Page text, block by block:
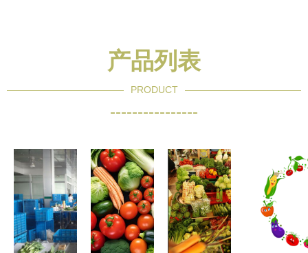
产品列表
PRODUCT
----------------